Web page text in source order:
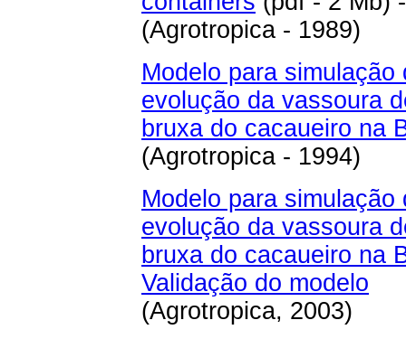
(Agrotropica - 1989)
Modelo para simulação
evolução da vassoura
bruxa do cacaueiro na
(Agrotropica - 1994)
Modelo para simulação
evolução da vassoura
bruxa do cacaueiro na
Validação do modelo
(Agrotropica, 2003)